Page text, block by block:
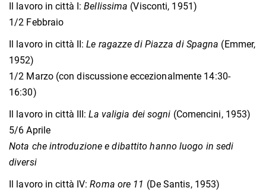
Il lavoro in città I: Bellissima (Visconti, 1951)
1/2 Febbraio
Il lavoro in città II: Le ragazze di Piazza di Spagna (Emmer,
1952)
1/2 Marzo (con discussione eccezionalmente 14:30-
16:30)
Il lavoro in città III: La valigia dei sogni (Comencini, 1953)
5/6 Aprile
Nota che introduzione e dibattito hanno luogo in sedi
diversi
Il lavoro in città IV: Roma ore 11 (De Santis, 1953)